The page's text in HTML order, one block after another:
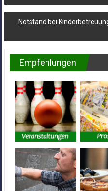
Notstand bei
Empfehlungen